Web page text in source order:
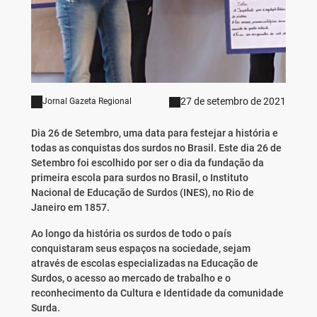
Jornal Gazeta Regional 27 de setembro de 2021
Dia 26 de Setembro, uma data para festejar a história e
todas as conquistas dos surdos no Brasil. Este dia 26 de
Setembro foi escolhido por ser o dia da fundação da
primeira escola para surdos no Brasil, o Instituto
Nacional de Educação de Surdos (INES), no Rio de
Janeiro em 1857.
Ao longo da história os surdos de todo o país
conquistaram seus espaços na sociedade, sejam
através de escolas especializadas na Educação de
Surdos, o acesso ao mercado de trabalho e o
reconhecimento da Cultura e Identidade da comunidade
Surda.